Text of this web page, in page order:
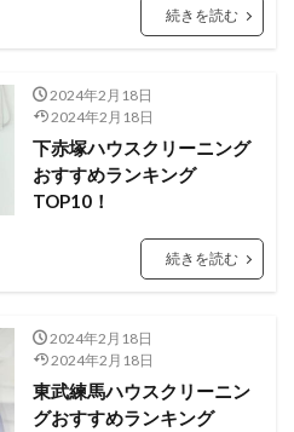
続きを読む
2024年2月18日
2024年2月18日
下赤塚ハウスクリーニング
おすすめランキング
TOP10！
続きを読む
2024年2月18日
2024年2月18日
東武練馬ハウスクリーニン
グおすすめランキング